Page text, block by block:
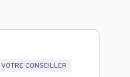
VOTRE CONSEILLER